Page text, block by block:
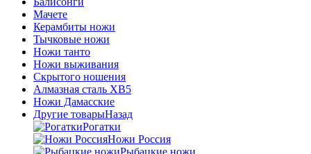
Мачете
Керамбиты ножи
Тычковые ножи
Ножи танто
Ножи выживания
Скрытого ношения
Алмазная сталь ХВ5
Ножи Дамасские
Другие товарыНазад
Рогатки
Ножи Россия
Рыбацкие ножи